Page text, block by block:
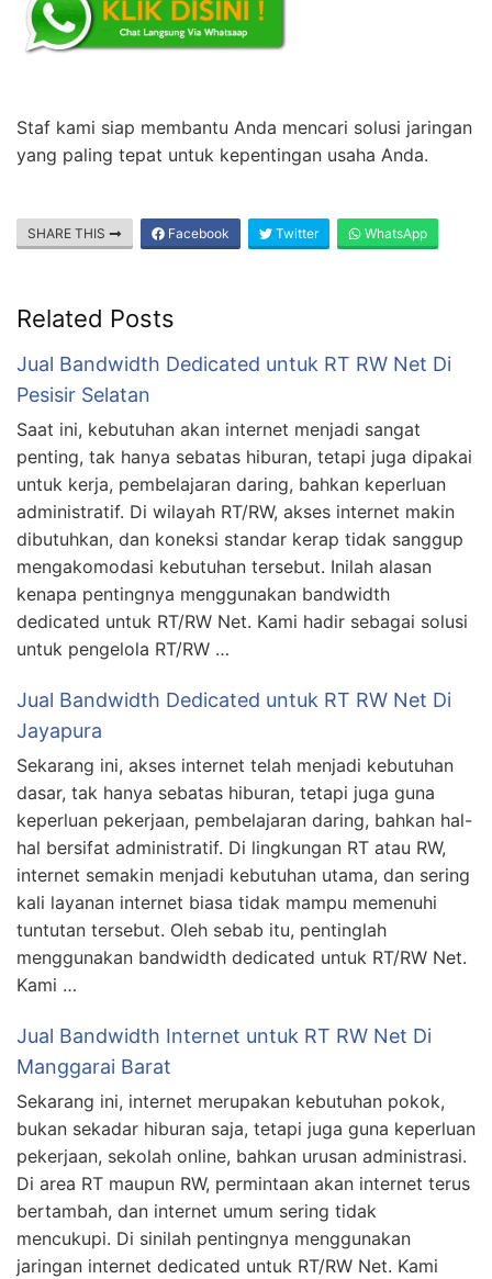
Staf kami siap membantu Anda mencari solusi jaringan
yang paling tepat untuk kepentingan usaha Anda.
SHARE THIS Facebook Twitter WhatsApp
Related Posts
Jual Bandwidth Dedicated untuk RT RW Net Di
Pesisir Selatan
Saat ini, kebutuhan akan internet menjadi sangat
penting, tak hanya sebatas hiburan, tetapi juga dipakai
untuk kerja, pembelajaran daring, bahkan keperluan
administratif. Di wilayah RT/RW, akses internet makin
dibutuhkan, dan koneksi standar kerap tidak sanggup
mengakomodasi kebutuhan tersebut. Inilah alasan
kenapa pentingnya menggunakan bandwidth
dedicated untuk RT/RW Net. Kami hadir sebagai solusi
untuk pengelola RT/RW …
Jual Bandwidth Dedicated untuk RT RW Net Di
Jayapura
Sekarang ini, akses internet telah menjadi kebutuhan
dasar, tak hanya sebatas hiburan, tetapi juga guna
keperluan pekerjaan, pembelajaran daring, bahkan hal-
hal bersifat administratif. Di lingkungan RT atau RW,
internet semakin menjadi kebutuhan utama, dan sering
kali layanan internet biasa tidak mampu memenuhi
tuntutan tersebut. Oleh sebab itu, pentinglah
menggunakan bandwidth dedicated untuk RT/RW Net.
Kami …
Jual Bandwidth Internet untuk RT RW Net Di
Manggarai Barat
Sekarang ini, internet merupakan kebutuhan pokok,
bukan sekadar hiburan saja, tetapi juga guna keperluan
pekerjaan, sekolah online, bahkan urusan administrasi.
Di area RT maupun RW, permintaan akan internet terus
bertambah, dan internet umum sering tidak
mencukupi. Di sinilah pentingnya menggunakan
jaringan internet dedicated untuk RT/RW Net. Kami